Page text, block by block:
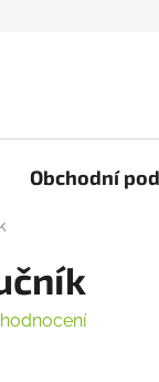
Obchodní